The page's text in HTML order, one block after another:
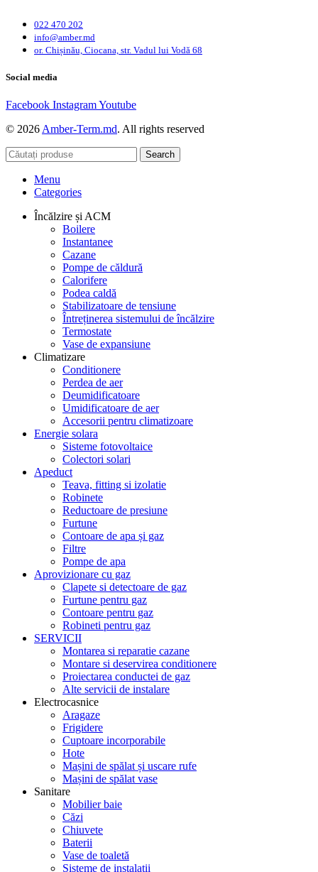
022 470 202
info@amber.md
or. Chișinău, Ciocana, str. Vadul lui Vodă 68
Social media
Facebook InstagramYoutube
© 2026 Amber-Term.md. All rights reserved
Search
Menu
Categories
Încălzire și ACM
Boilere
Instantanee
Cazane
Pompe de căldură
Calorifere
Podea caldă
Stabilizatoare de tensiune
Întreținerea sistemului de încălzire
Termostate
Vase de expansiune
Climatizare
Conditionere
Perdea de aer
Deumidificatoare
Umidificatoare de aer
Accesorii pentru climatizoare
Energie solara
Sisteme fotovoltaice
Colectori solari
Apeduct
Teava, fitting si izolatie
Robinete
Reductoare de presiune
Furtune
Contoare de apa și gaz
Filtre
Pompe de apa
Aprovizionare cu gaz
Clapete si detectoare de gaz
Furtune pentru gaz
Contoare pentru gaz
Robineti pentru gaz
SERVICII
Montarea si reparatie cazane
Montare si deservirea conditionere
Proiectarea conductei de gaz
Alte servicii de instalare
Electrocasnice
Aragaze
Frigidere
Cuptoare incorporabile
Hote
Mașini de spălat și uscare rufe
Mașini de spălat vase
Sanitare
Mobilier baie
Căzi
Chiuvete
Baterii
Vase de toaletă
Sisteme de instalații